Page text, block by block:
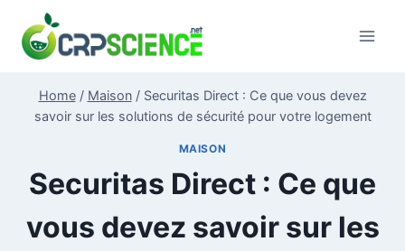
content
Home / Maison / Securitas Direct : Ce que vous devez
savoir sur les solutions de sécurité pour votre logement
MAISON
Securitas Direct : Ce que
vous devez savoir sur les